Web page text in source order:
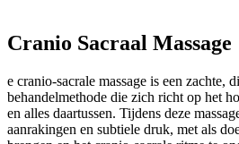
Cranio Sacraal Massage
e cranio-sacrale massage is een zachte,
behandelmethode die zich richt op het
en alles daartussen. Tijdens deze
aanrakingen en subtiele druk, met als